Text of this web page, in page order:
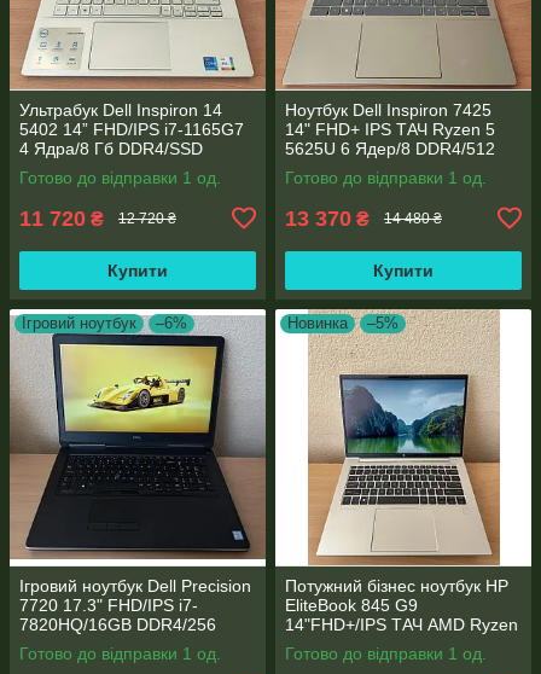
Ультрабук Dell Inspiron 14
5402 14” FHD/IPS i7-1165G7
4 Ядра/8 Гб DDR4/SSD
512Gb/ Intel Iris Xe Graphics
Готово до відправки 1 од.
11 720 ₴ 12 720 ₴
Купити
Ноутбук Dell Inspiron 7425
14" FHD+ IPS TАЧ Ryzen 5
5625U 6 Ядер/8 DDR4/512
SSD M.2/Radeon RX Vega
7/Type-C PD
Готово до відправки 1 од.
13 370 ₴ 14 480 ₴
Купити
Ігровий ноутбук –6%
Ігровий ноутбук Dell Precision
7720 17.3" FHD/IPS i7-
7820HQ/16GB DDR4/256
SSD/NVIDIA Quadro P4000
8GB
Готово до відправки 1 од.
Новинка –5%
Потужний бізнес ноутбук HP
EliteBook 845 G9
14"FHD+/IPS ТАЧ AMD Ryzen
5 6600U 6 ядер/16 DDR5/512
SSD NVME/AMD Radeon
Готово до відправки 1 од.